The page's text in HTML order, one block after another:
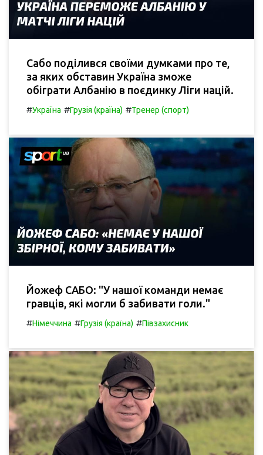
Сабо поділився своїми думками про те,
за яких обставин Україна зможе
обіграти Албанію в поєдинку Ліги націй.
#Україна #Грузія (країна) #Тренер (спорт)
Йожеф САБО: "У нашої команди немає
гравців, які могли б забивати голи."
#Німеччина #Грузія (країна) #Півзахисник